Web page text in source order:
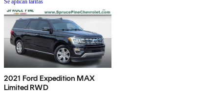
Se aplican tarifas
2021 Ford Expedition MAX
Limited RWD